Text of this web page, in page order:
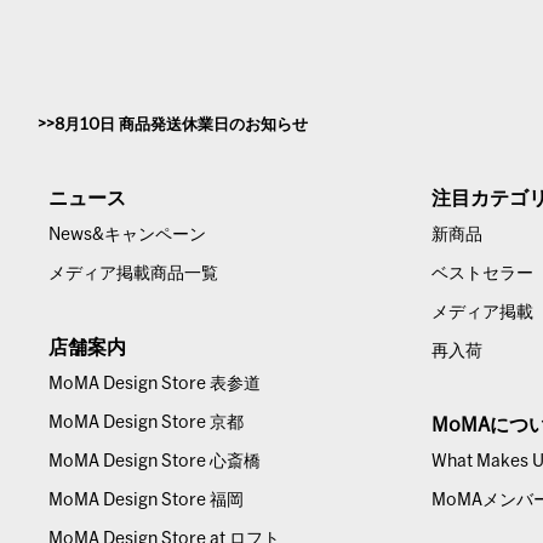
8月10日 商品発送休業日のお知らせ
ニュース
News&キャンペーン
メディア掲載商品一覧
店舗案内
MoMA Design Store 表参道
MoMA Design Store 京都
MoMA Design Store 心斎橋
MoMA Design Store 福岡
MoMA Design Store at ロフト
注目カテゴ
新商品
ベストセラー
メディア掲載
再入荷
MoMAにつ
What Makes
MoMAメンバ